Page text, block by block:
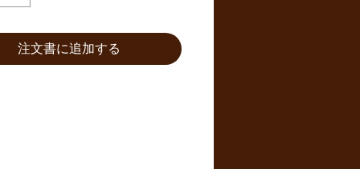
注文書に追加する